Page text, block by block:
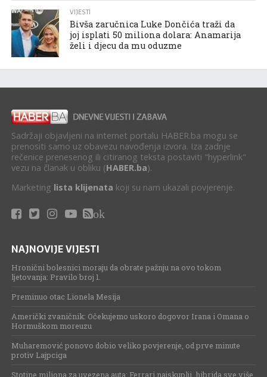
VIJESTI
Bivša zaručnica Luke Dončića traži da
joj isplati 50 miliona dolara: Anamarija
želi i djecu da mu oduzme
Sadržaji objavljeni na internet portalu HABER.ba mogu se
prenositi samo uz obavezu navođenja izvora. Iza zadnje
rečenice prenesenog ili citiranog teksta postaviti "hyperlink"
vezu na članak u obliku (HABER.ba).
Marketing lista klijenata koji su nam ukazali povjerenje.
ok
NAJNOVIJE VIJESTI
Hronični bolesnici moraju da obrate pažnju na ovo tokom
ljetovanja: Pravilo broj 1.
Preminuo otac Lionela Mesija
Američki zvaničnik: Očekujemo uskoro dogovor Irana i Omana o
Hormuškom moreuzu
Muharemović ponovo dobio veliko povjerenje, od prve minute
protiv Lajpciga
Stotine miliona za uvezena auta: Ferrari najskuplji, hibrida sve više